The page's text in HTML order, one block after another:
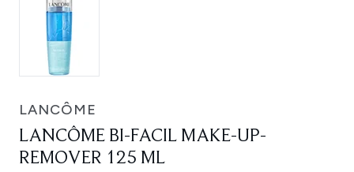
LANCÔME
LANCÔME BI-FACIL MAKE-UP-
REMOVER 125 ML